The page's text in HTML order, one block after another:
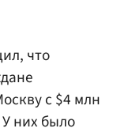
что
с $4 млн
них было